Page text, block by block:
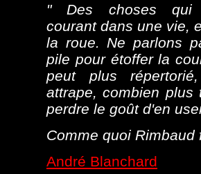
" Des choses qui
courant dans une vie,
la roue. Ne parlons
pile pour étoffer la
peut plus
attrape, combien
perdre le goût d'en
Comme quoi
André Blanchard